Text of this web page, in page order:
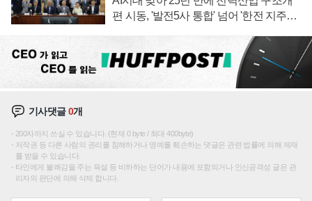
편 시동, '발전5사 통합' 넘어 '한전 지주사'
기사댓글0개
200자까지 쓰실 수 있습니다. (현재 0 byte / 최대 400byte)
저작권 등 다른 사람의 권리를 침해하거나 명예를 훼손하는 댓글은 관련 법률에 의해 제재
를 받을 수 있습니다.
타인에게 불쾌감을 주는 욕설 등 비하하는 단어가 내용에 포함되거나 인신공격성 글은 관
리자의 판단에 의해 삭제 합니다.